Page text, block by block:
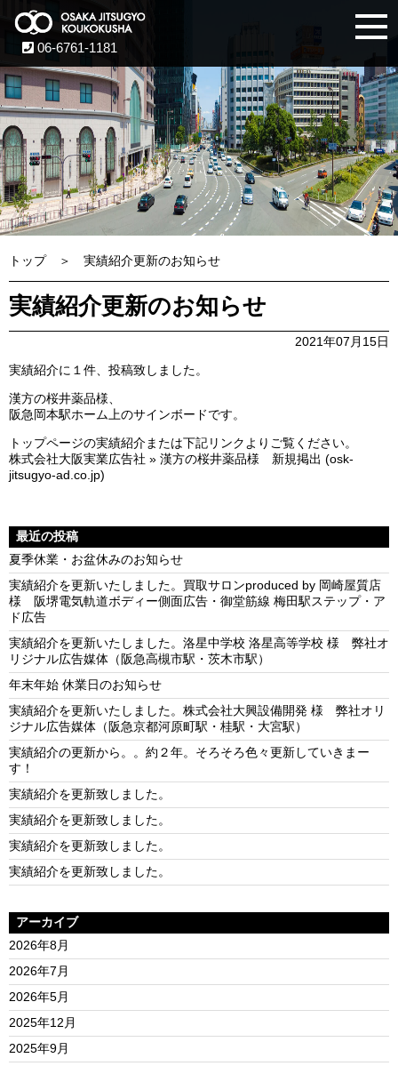
06-6761-1181
トップ 実績紹介更新のお知らせ
実績紹介更新のお知らせ
2021年07月15日
実績紹介に１件、投稿致しました。
漢方の桜井薬品様、
阪急岡本駅ホーム上のサインボードです。
トップページの実績紹介または下記リンクよりご覧ください。
株式会社大阪実業広告社 » 漢方の桜井薬品様 新規掲出 (osk-
jitsugyo-ad.co.jp)
最近の投稿
夏季休業・お盆休みのお知らせ
実績紹介を更新いたしました。買取サロンproduced by 岡崎屋質店
様 阪堺電気軌道ボディー側面広告・御堂筋線 梅田駅ステップ・ア
ド広告
実績紹介を更新いたしました。洛星中学校 洛星高等学校 様 弊社オ
リジナル広告媒体（阪急高槻市駅・茨木市駅）
年末年始 休業日のお知らせ
実績紹介を更新いたしました。株式会社大興設備開発 様 弊社オリ
ジナル広告媒体（阪急京都河原町駅・桂駅・大宮駅）
実績紹介の更新から。。約２年。そろそろ色々更新していきまー
す！
実績紹介を更新致しました。
実績紹介を更新致しました。
実績紹介を更新致しました。
実績紹介を更新致しました。
アーカイブ
2026年8月
2026年7月
2026年5月
2025年12月
2025年9月